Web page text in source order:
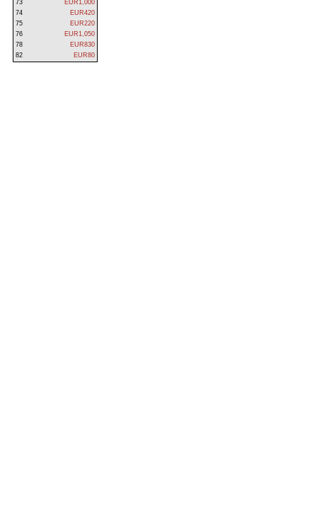
73
EUR1,000
74
EUR420
75
EUR220
76
EUR1,050
78
EUR830
82
EUR80